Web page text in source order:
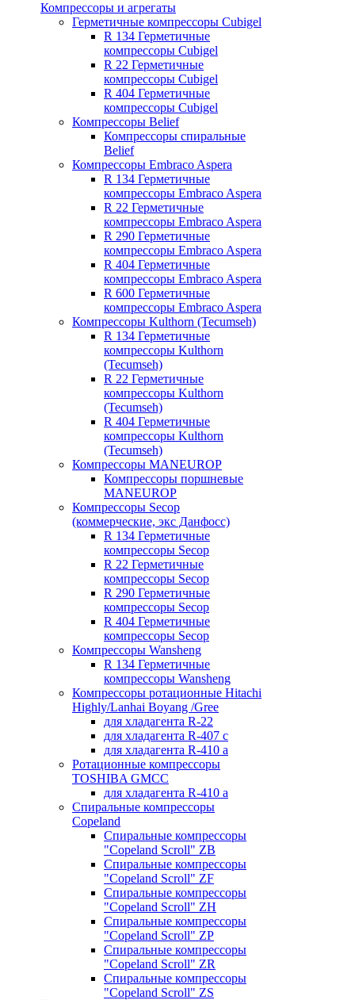
Компрессоры и агрегаты
Герметичные компрессоры Cubigel
R 134 Герметичные
компрессоры Cubigel
R 22 Герметичные
компрессоры Cubigel
R 404 Герметичные
компрессоры Cubigel
Компрессоры Belief
Компрессоры спиральные
Belief
Компрессоры Embraco Aspera
R 134 Герметичные
компрессоры Embraco Aspera
R 22 Герметичные
компрессоры Embraco Aspera
R 290 Герметичные
компрессоры Embraco Aspera
R 404 Герметичные
компрессоры Embraco Aspera
R 600 Герметичные
компрессоры Embraco Aspera
Компрессоры Kulthorn (Tecumseh)
R 134 Герметичные
компрессоры Kulthorn
(Tecumseh)
R 22 Герметичные
компрессоры Kulthorn
(Tecumseh)
R 404 Герметичные
компрессоры Kulthorn
(Tecumseh)
Компрессоры MANEUROP
Компрессоры поршневые
MANEUROP
Компрессоры Secop
(коммерческие, экс Данфосс)
R 134 Герметичные
компрессоры Secop
R 22 Герметичные
компрессоры Secop
R 290 Герметичные
компрессоры Secop
R 404 Герметичные
компрессоры Secop
Компрессоры Wansheng
R 134 Герметичные
компрессоры Wansheng
Компрессоры ротационные Hitachi
Highly/Lanhai Boyang /Gree
для хладагента R-22
для хладагента R-407 с
для хладагента R-410 а
Ротационные компрессоры
TOSHIBA GMCC
для хладагента R-410 а
Спиральные компрессоры
Copeland
Спиральные компрессоры
"Copeland Scroll" ZB
Спиральные компрессоры
"Copeland Scroll" ZF
Спиральные компрессоры
"Copeland Scroll" ZH
Спиральные компрессоры
"Copeland Scroll" ZP
Спиральные компрессоры
"Copeland Scroll" ZR
Спиральные компрессоры
"Copeland Scroll" ZS